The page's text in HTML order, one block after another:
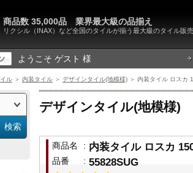
リクシル（INAX）など全国のタイルが揃う最大級のタイル販売
商品数 35,000品 業界最大級の品揃え
ようこそ ゲスト 様
ル ＞ 内装タイル ＞ デザインタイル(地模様) ＞ 内装タイル ロスカ
デザインタイル(地模様)
商品名 : 内装タイル ロスカ
品番 : 55828SUG